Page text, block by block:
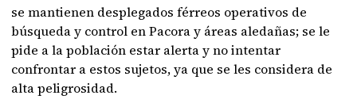
se mantienen desplegados férreos operativos de
búsqueda y control en Pacora y áreas aledañas; se le
pide a la población estar alerta y no intentar
confrontar a estos sujetos, ya que se les considera de
alta peligrosidad.